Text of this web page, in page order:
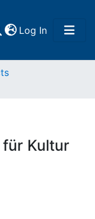
Log In(current)
Kultur